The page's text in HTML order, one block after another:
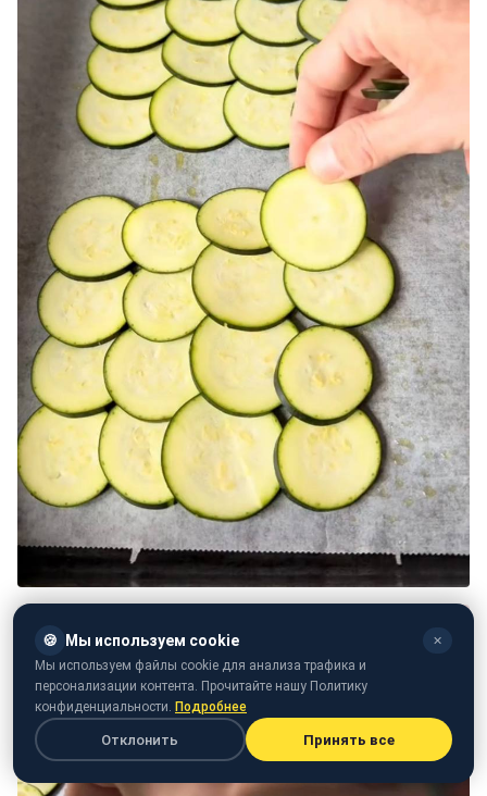
🍪 Мы используем cookie ✕
Мы используем файлы cookie для анализа трафика и
персонализации контента. Прочитайте нашу Политику
конфиденциальности. Подробнее
Отклонить Принять все